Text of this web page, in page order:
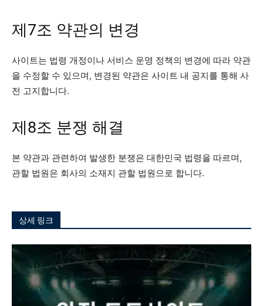
제7조 약관의 변경
사이트는 법령 개정이나 서비스 운영 정책의 변경에 따라 약관
을 수정할 수 있으며, 변경된 약관은 사이트 내 공지를 통해 사
전 고지합니다.
제8조 분쟁 해결
본 약관과 관련하여 발생한 분쟁은 대한민국 법령을 따르며,
관할 법원은 회사의 소재지 관할 법원으로 합니다.
상세 링크